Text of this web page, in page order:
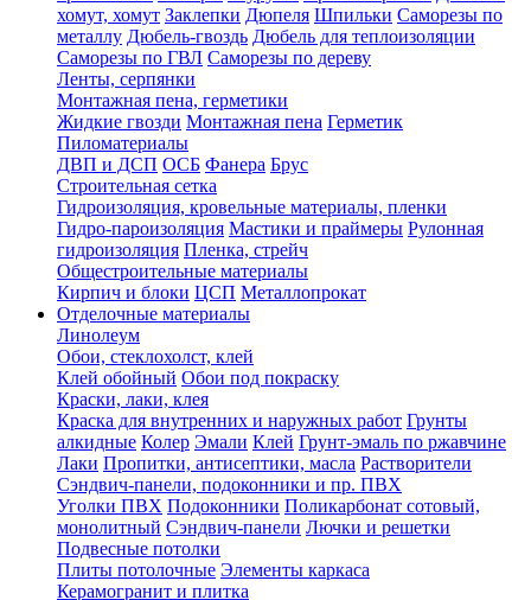
хомут, хомут Заклепки Дюпеля Шпильки Саморезы по
металлу Дюбель-гвоздь Дюбель для теплоизоляции
Саморезы по ГВЛ Саморезы по дереву
Ленты, серпянки
Монтажная пена, герметики
Жидкие гвозди Монтажная пена Герметик
Пиломатериалы
ДВП и ДСП ОСБ Фанера Брус
Строительная сетка
Гидроизоляция, кровельные материалы, пленки
Гидро-пароизоляция Мастики и праймеры Рулонная
гидроизоляция Пленка, стрейч
Общестроительные материалы
Кирпич и блоки ЦСП Металлопрокат
Отделочные материалы
Линолеум
Обои, стеклохолст, клей
Клей обойный Обои под покраску
Краски, лаки, клея
Краска для внутренних и наружных работ Грунты
алкидные Колер Эмали Клей Грунт-эмаль по ржавчине
Лаки Пропитки, антисептики, масла Растворители
Сэндвич-панели, подоконники и пр. ПВХ
Уголки ПВХ Подоконники Поликарбонат сотовый,
монолитный Сэндвич-панели Лючки и решетки
Подвесные потолки
Плиты потолочные Элементы каркаса
Керамогранит и плитка